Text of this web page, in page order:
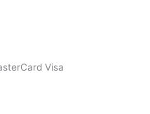
Visa